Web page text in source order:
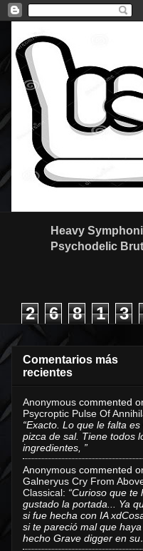
Heavy
Psychodelic
2 6 8 1 3
Comentarios más
recientes
Anonymous commented
Psycroptic Pulse Of
“Exacto. Lo que le falta es
pizca de sal. Tiene todos
ingredientes, ”
Anonymous commented
Galneryus Cry From
Classical: “Curioso que te
gustado la portada... Ya
si fue hecha con IA
si te pareció mal que haya
hecho Grave digger en